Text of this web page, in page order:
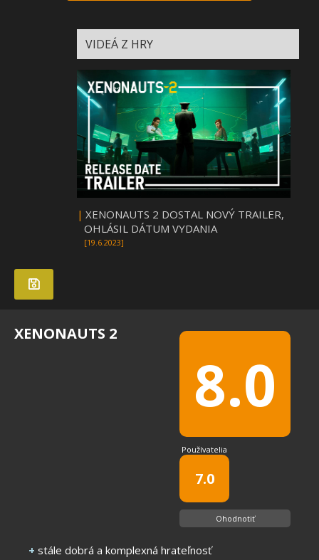
VIDEÁ Z HRY
| XENONAUTS 2 DOSTAL NOVÝ TRAILER,
OHLÁSIL DÁTUM VYDANIA
[19.6.2023]
8.0
Používatelia
7.0
Ohodnotiť
XENONAUTS 2
+ stále dobrá a komplexná hrateľnosť